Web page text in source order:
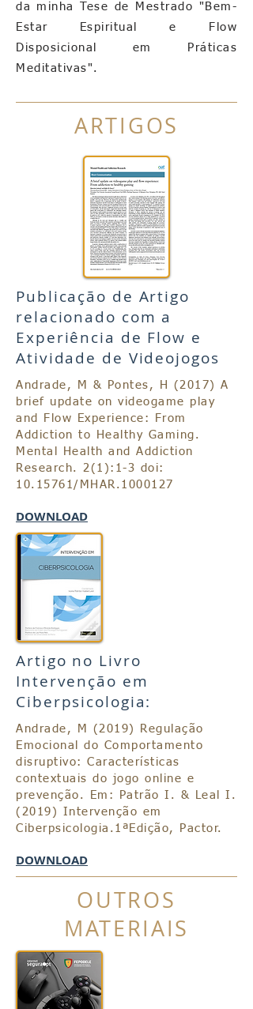
da minha Tese de Mestrado "Bem-
Estar Espiritual e Flow
Disposicional em Práticas
Meditativas".
ARTIGOS
Publicação de Artigo
relacionado com a
Experiência de Flow e
Atividade de Videojogos
Andrade, M & Pontes, H (2017) A
brief update on videogame play
and Flow Experience: From
Addiction to Healthy Gaming.
Mental Health and Addiction
Research. 2(1):1-3 doi:
10.15761/MHAR.1000127
DOWNLOAD
Artigo no Livro
Intervenção em
Ciberpsicologia:
Andrade, M (2019) Regulação
Emocional do Comportamento
disruptivo: Características
contextuais do jogo online e
prevenção. Em: Patrão I. & Leal I.
(2019) Intervenção em
Ciberpsicologia.1ªEdição, Pactor.
DOWNLOAD
OUTROS
MATERIAIS